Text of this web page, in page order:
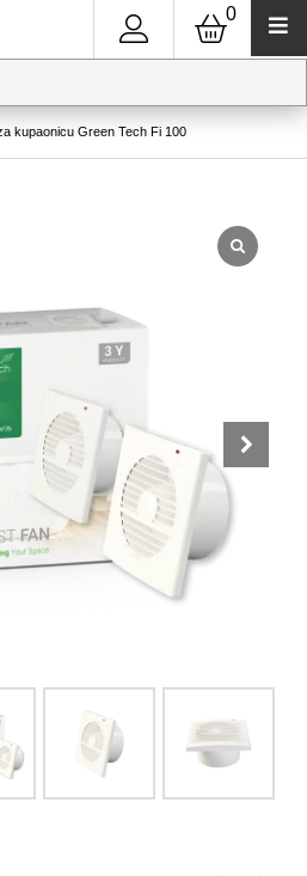
0
kupaonicu Green Tech Fi 100